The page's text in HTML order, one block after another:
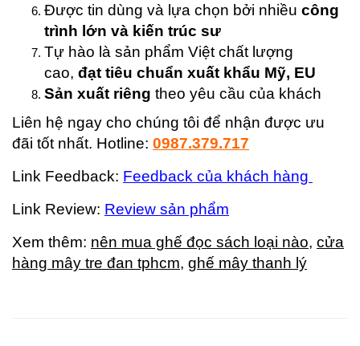
Được tin dùng và lựa chọn bởi nhiều công
trình lớn và kiến trúc sư
Tự hào là sản phẩm Việt chất lượng
cao, đạt tiêu chuẩn xuất khẩu Mỹ, EU
Sản xuất riêng theo yêu cầu của khách
Liên hệ ngay cho chúng tôi để nhận được ưu
đãi tốt nhất. Hotline: 0987.379.717
Link Feedback: Feedback của khách hàng
Link Review: Review sản phẩm
Xem thêm: nên mua ghế đọc sách loại nào, cửa
hàng mây tre đan tphcm, ghế mây thanh lý